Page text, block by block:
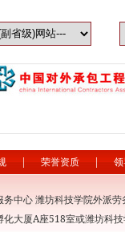
| 荣誉资质 |
中心 潍坊科技学院外派
大厦A座518室或潍坊科